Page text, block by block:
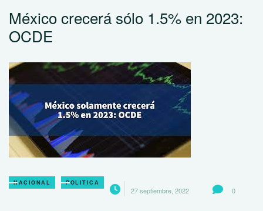
México crecerá sólo 1.5% en 2023:
OCDE
NACIONAL POLITICA
27 septiembre, 2022 0